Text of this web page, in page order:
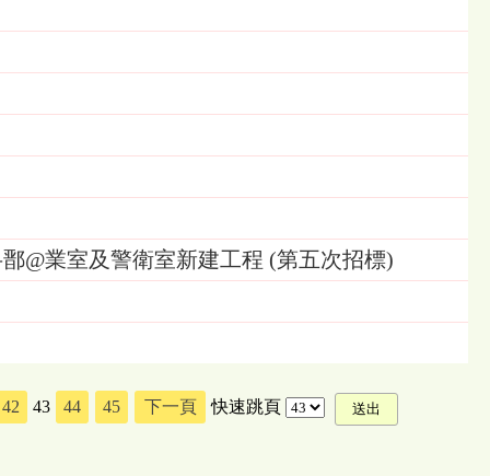
@業室及警衛室新建工程 (第五次招標)
42 43 44 45 下一頁 快速跳頁